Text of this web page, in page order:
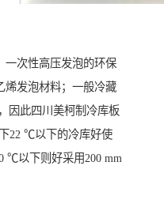
一次性高压发泡的环保
烯发泡材料；一般冷藏
因此四川美柯制冷库板
22 ℃以下的冷库好使
℃以下则好采用200 mm